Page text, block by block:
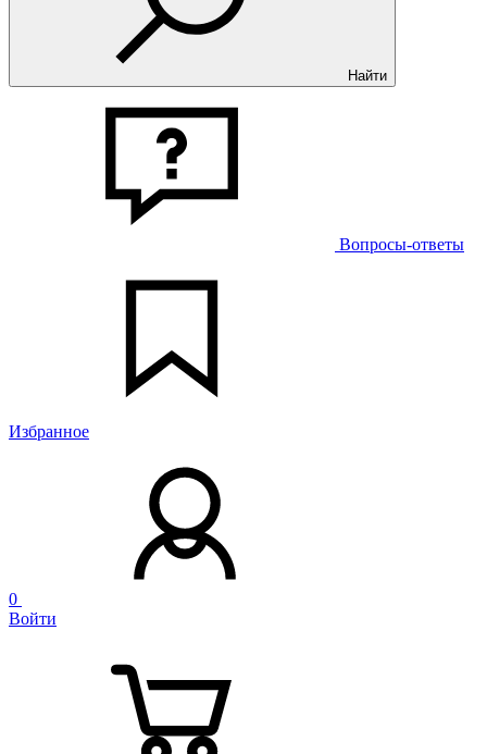
Найти
Вопросы-ответы
Избранное
0
Войти